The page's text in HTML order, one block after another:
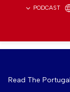
PODCAST
Read The